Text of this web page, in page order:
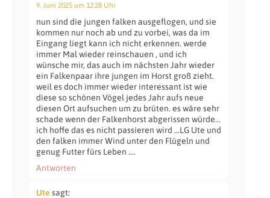
9. Juni 2025 um 12:28 Uhr
nun sind die jungen falken ausgeflogen, und sie
kommen nur noch ab und zu vorbei, was da im
Eingang liegt kann ich nicht erkennen. werde
immer Mal wieder reinschauen , und ich
wünsche mir, das auch im nächsten Jahr wieder
ein Falkenpaar ihre jungen im Horst groß zieht.
weil es doch immer wieder interessant ist wie
diese so schönen Vögel jedes Jahr aufs neue
diesen Ort aufsuchen um zu brüten. es wäre sehr
schade wenn der Falkenhorst abgerissen würde…
ich hoffe das es nicht passieren wird …LG Ute und
den falken immer Wind unter den Flügeln und
genug Futter fürs Leben ….
Antworten
Ute sagt: